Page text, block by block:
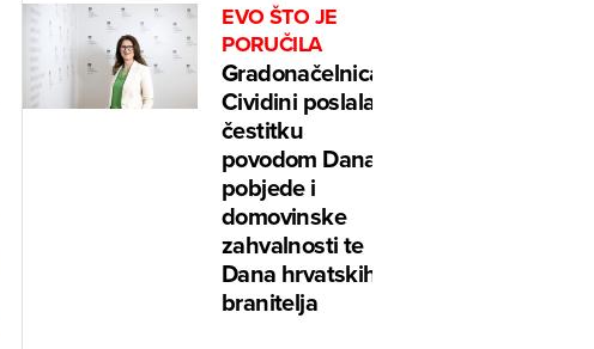
EVO ŠTO JE
PORUČILA
Gradonačelnica
Cividini poslala
čestitku
povodom Dana
pobjede i
domovinske
zahvalnosti te
Dana hrvatskih
branitelja